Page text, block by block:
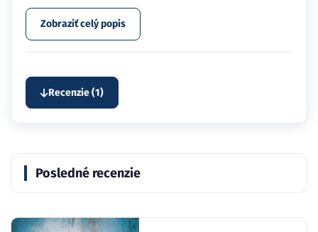
Zobraziť celý popis
Recenzie (1)
Posledné recenzie